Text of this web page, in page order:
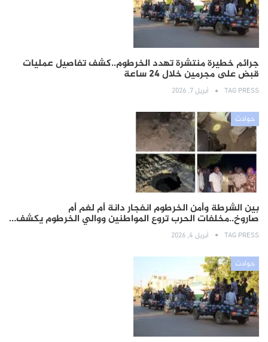
جرائم خطيرة منتشرة تهدد الخرطوم..كشف تفاصيل عمليات
قبض على مجرمين خلال 24 ساعة
TAG PRESS أبريل 7, 2026
حوادث
بين الشرطة وأمن الخرطوم انفجار دانة أم لغم أم
صاروخ..مخلفات الحرب تروع المواطنين ووالي الخرطوم يكشف…
TAG PRESS أبريل 4, 2026
حوادث